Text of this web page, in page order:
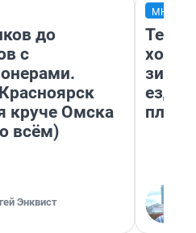
до
с
круче Омска
всём)
Энквист
ездит